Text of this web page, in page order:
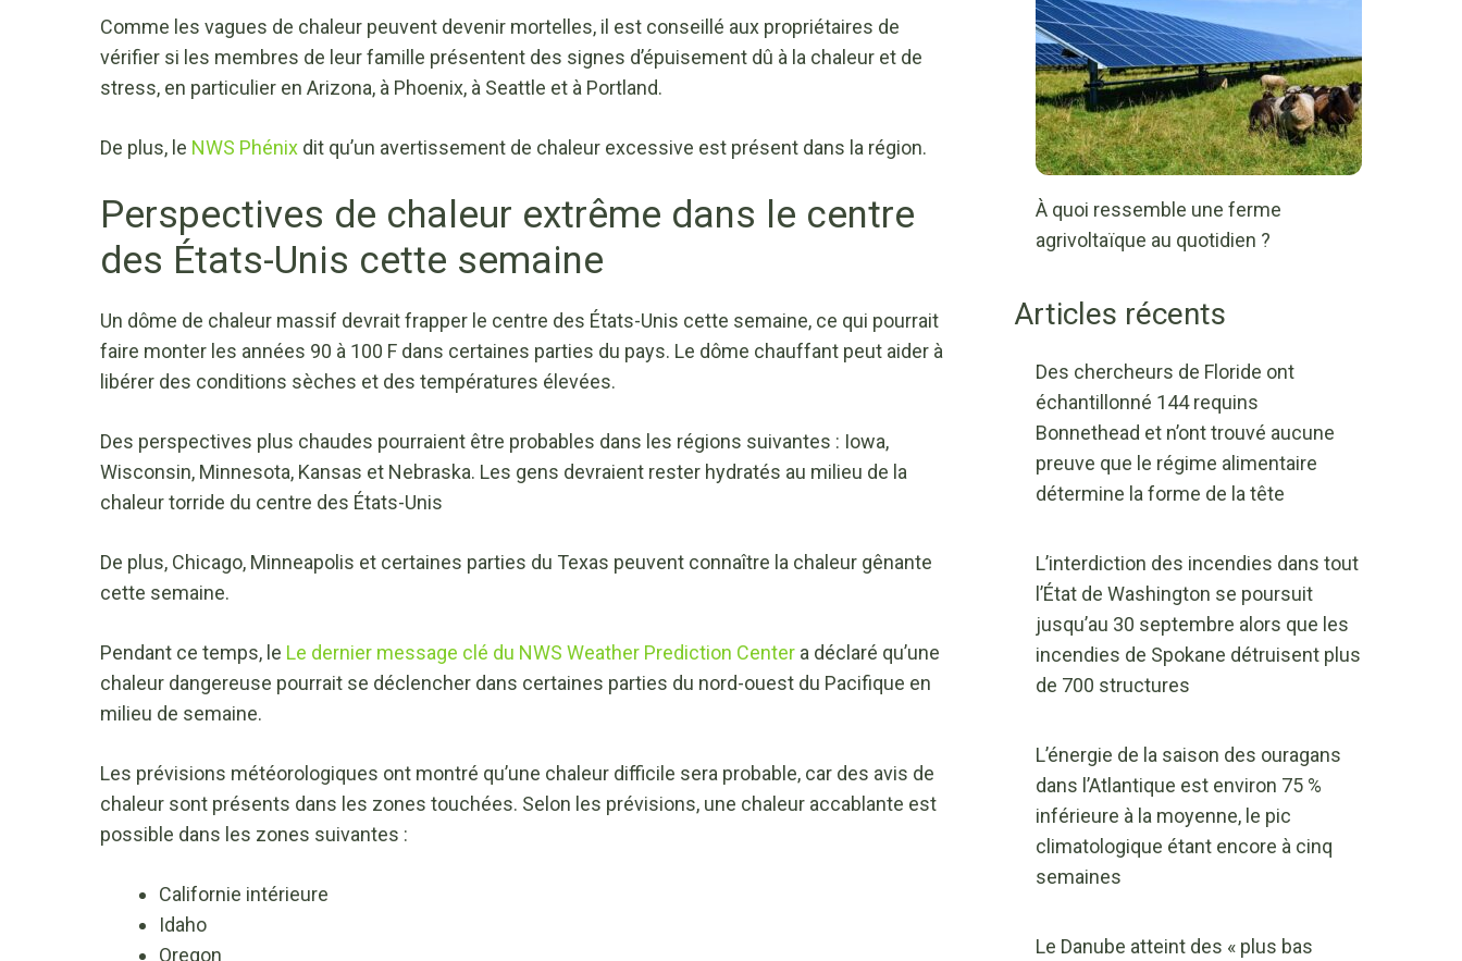
Comme les vagues de chaleur peuvent devenir mortelles, il est conseillé aux propriétaires de
vérifier si les membres de leur famille présentent des signes d’épuisement dû à la chaleur et de
stress, en particulier en Arizona, à Phoenix, à Seattle et à Portland.
De plus, le NWS Phénix dit qu’un avertissement de chaleur excessive est présent dans la région.
Perspectives de chaleur extrême dans le centre
des États-Unis cette semaine
Un dôme de chaleur massif devrait frapper le centre des États-Unis cette semaine, ce qui pourrait
faire monter les années 90 à 100 F dans certaines parties du pays. Le dôme chauffant peut aider à
libérer des conditions sèches et des températures élevées.
Des perspectives plus chaudes pourraient être probables dans les régions suivantes : Iowa,
Wisconsin, Minnesota, Kansas et Nebraska. Les gens devraient rester hydratés au milieu de la
chaleur torride du centre des États-Unis
De plus, Chicago, Minneapolis et certaines parties du Texas peuvent connaître la chaleur gênante
cette semaine.
Pendant ce temps, le Le dernier message clé du NWS Weather Prediction Center a déclaré qu’une
chaleur dangereuse pourrait se déclencher dans certaines parties du nord-ouest du Pacifique en
milieu de semaine.
Les prévisions météorologiques ont montré qu’une chaleur difficile sera probable, car des avis de
chaleur sont présents dans les zones touchées. Selon les prévisions, une chaleur accablante est
possible dans les zones suivantes :
Californie intérieure
Idaho
Oregon
À quoi ressemble une ferme
agrivoltaïque au quotidien ?
Articles récents
Des chercheurs de Floride ont
échantillonné 144 requins
Bonnethead et n’ont trouvé aucune
preuve que le régime alimentaire
détermine la forme de la tête
L’interdiction des incendies dans tout
l’État de Washington se poursuit
jusqu’au 30 septembre alors que les
incendies de Spokane détruisent plus
de 700 structures
L’énergie de la saison des ouragans
dans l’Atlantique est environ 75 %
inférieure à la moyenne, le pic
climatologique étant encore à cinq
semaines
Le Danube atteint des « plus bas